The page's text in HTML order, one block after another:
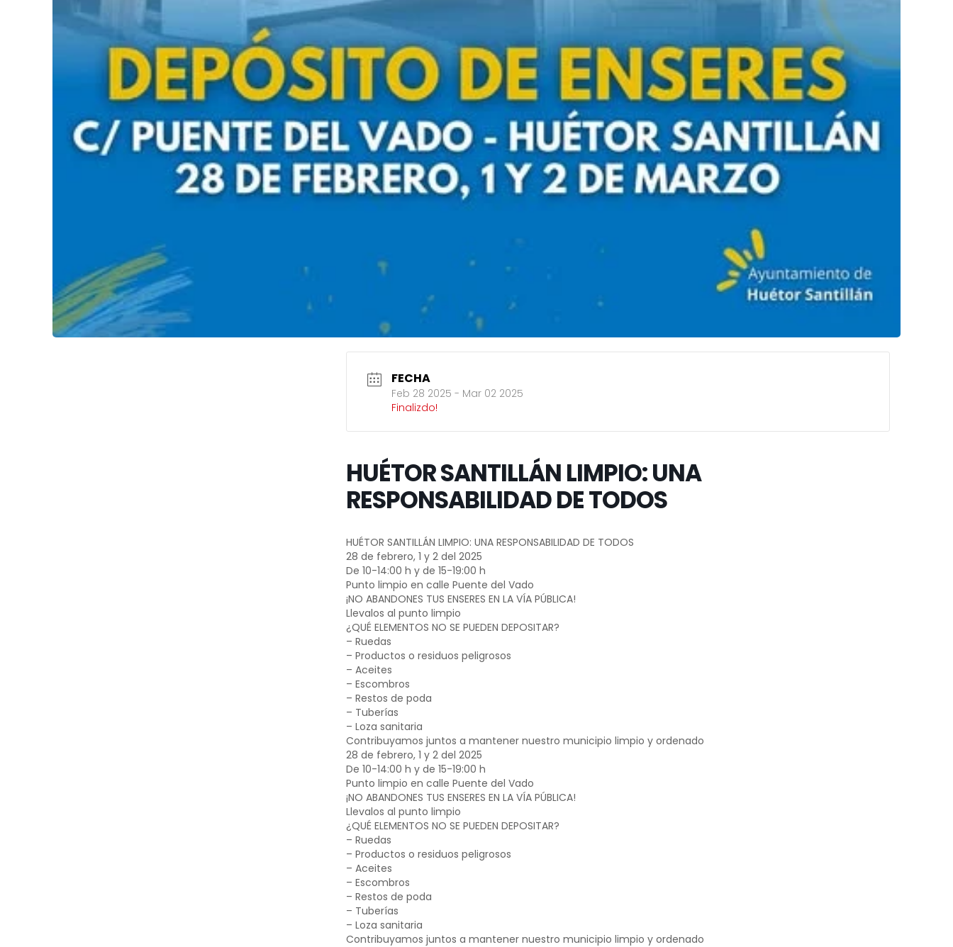
FECHA
Feb 28 2025 - Mar 02 2025
Finalizdo!
HUÉTOR SANTILLÁN LIMPIO: UNA
RESPONSABILIDAD DE TODOS
HUÉTOR SANTILLÁN LIMPIO: UNA RESPONSABILIDAD DE TODOS
28 de febrero, 1 y 2 del 2025
De 10-14:00 h y de 15-19:00 h
Punto limpio en calle Puente del Vado
¡NO ABANDONES TUS ENSERES EN LA VÍA PÚBLICA!
Llevalos al punto limpio
¿QUÉ ELEMENTOS NO SE PUEDEN DEPOSITAR?
– Ruedas
– Productos o residuos peligrosos
– Aceites
– Escombros
– Restos de poda
– Tuberías
– Loza sanitaria
Contribuyamos juntos a mantener nuestro municipio limpio y ordenado
28 de febrero, 1 y 2 del 2025
De 10-14:00 h y de 15-19:00 h
Punto limpio en calle Puente del Vado
¡NO ABANDONES TUS ENSERES EN LA VÍA PÚBLICA!
Llevalos al punto limpio
¿QUÉ ELEMENTOS NO SE PUEDEN DEPOSITAR?
– Ruedas
– Productos o residuos peligrosos
– Aceites
– Escombros
– Restos de poda
– Tuberías
– Loza sanitaria
Contribuyamos juntos a mantener nuestro municipio limpio y ordenado